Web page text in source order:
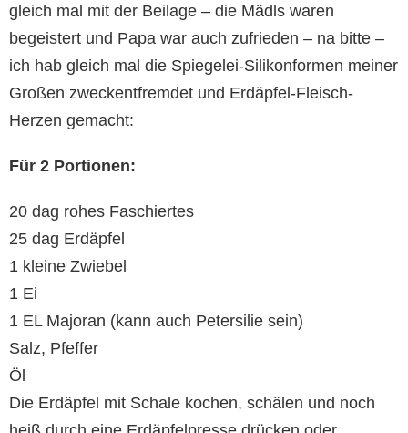
gleich mal mit der Beilage – die Mädls waren
begeistert und Papa war auch zufrieden – na bitte –
ich hab gleich mal die Spiegelei-Silikonformen meiner
Großen zweckentfremdet und Erdäpfel-Fleisch-
Herzen gemacht:
Für 2 Portionen:
20 dag rohes Faschiertes
25 dag Erdäpfel
1 kleine Zwiebel
1 Ei
1 EL Majoran (kann auch Petersilie sein)
Salz, Pfeffer
Öl
Die Erdäpfel mit Schale kochen, schälen und noch